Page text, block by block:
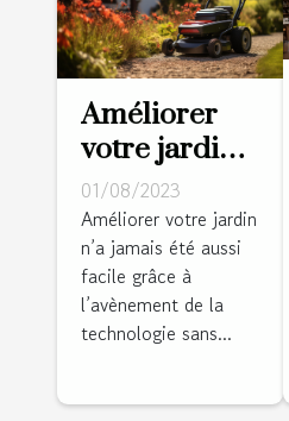
Améliorer
votre jardin
avec un
robot
tondeuse
sans fil
périphérique
01/08/2023
Améliorer votre jardin
n’a jamais été aussi
facile grâce à
l’avènement de la
technologie sans...